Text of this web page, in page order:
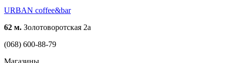
URBAN coffee&bar
62 м. Золотоворотская 2а
(068) 600-88-79
Магазины